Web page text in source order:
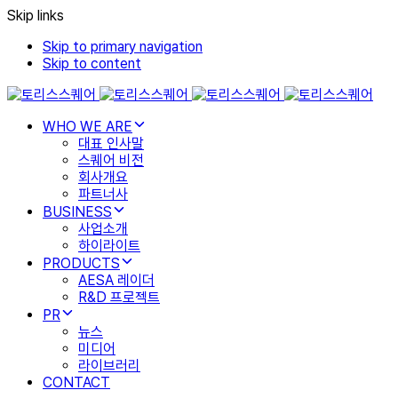
Skip links
Skip to primary navigation
Skip to content
WHO WE ARE
대표 인사말
스퀘어 비전
회사개요
파트너사
BUSINESS
사업소개
하이라이트
PRODUCTS
AESA 레이더
R&D 프로젝트
PR
뉴스
미디어
라이브러리
CONTACT